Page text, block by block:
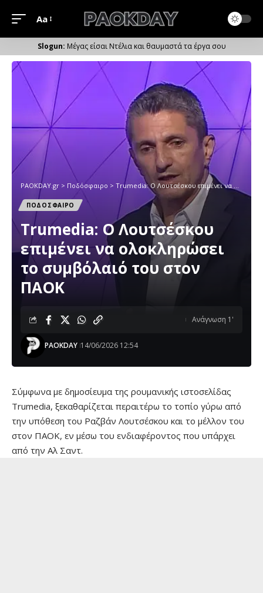
Μέγεθος
Γραμματοσειράς
Aa
Μέγας είσαι Ντέλια και θαυμαστά τα έργα σου
PAOKDAY.gr > Ποδόσφαιρο > Trumedia: Ο Λουτσέσκου επιμένει να ολοκληρώσει το συμβόλαιό του στον ΠΑΟΚ
ΠΟΔΟΣΦΑΙΡΟ
Trumedia: Ο Λουτσέσκου
επιμένει να ολοκληρώσει
το συμβόλαιό του στον
ΠΑΟΚ
PAOKDAY 14/06/2026 12:54
Ανάγνωση 1'
Σύμφωνα με δημοσίευμα της ρουμανικής ιστοσελίδας
Trumedia, ξεκαθαρίζεται περαιτέρω το τοπίο γύρω από
την υπόθεση του Ραζβάν Λουτσέσκου και το μέλλον του
στον ΠΑΟΚ, εν μέσω του ενδιαφέροντος που υπάρχει
από την Αλ Σαντ.